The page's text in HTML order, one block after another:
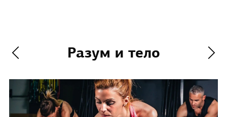
Разум и тело